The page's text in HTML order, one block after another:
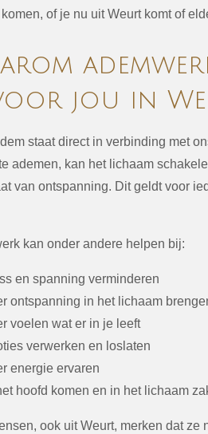
of je nu uit Weurt komt of
jou in
staat direct in verbinding met
ademen, kan het lichaam
van ontspanning. Dit geldt voor
kan onder andere helpen bij:
en spanning verminderen
ontspanning in het lichaam
voelen wat er in je leeft
verwerken en loslaten
energie ervaren
hoofd komen en in het lichaam
ook uit Weurt, merken dat ze